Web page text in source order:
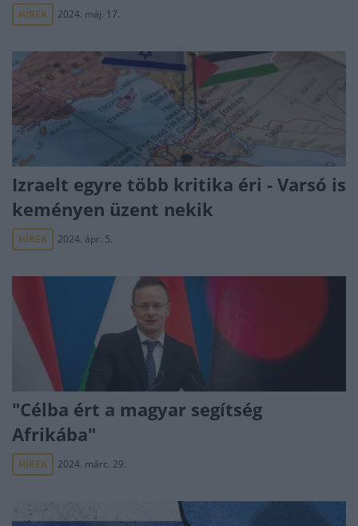
HÍREK 2024. máj. 17.
Izraelt egyre több kritika éri - Varsó is
keményen üzent nekik
HÍREK 2024. ápr. 5.
"Célba ért a magyar segítség
Afrikába"
HÍREK 2024. márc. 29.